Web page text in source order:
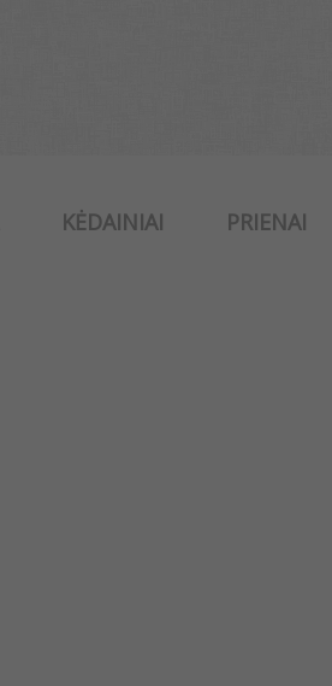
KĖDAINIAI PRIENAI